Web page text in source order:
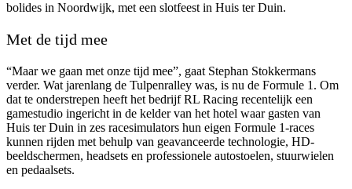
bolides in Noordwijk, met een slotfeest in Huis ter Duin.
Met de tijd mee
“Maar we gaan met onze tijd mee”, gaat Stephan Stokkermans
verder. Wat jarenlang de Tulpenralley was, is nu de Formule 1. Om
dat te onderstrepen heeft het bedrijf RL Racing recentelijk een
gamestudio ingericht in de kelder van het hotel waar gasten van
Huis ter Duin in zes racesimulators hun eigen Formule 1-races
kunnen rijden met behulp van geavanceerde technologie, HD-
beeldschermen, headsets en professionele autostoelen, stuurwielen
en pedaalsets.